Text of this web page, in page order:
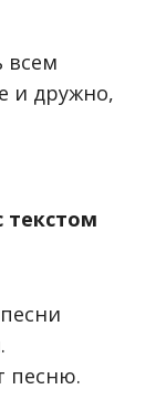
всем
и дружно,
текстом
песню.